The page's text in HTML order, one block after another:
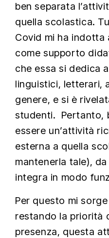
ben separata
quella scolastica.
Covid mi ha indotta
come supporto
che essa si dedica
linguistici, letterari,
genere, e si è
studenti. Pertanto,
essere un’attività
esterna a quella
mantenerla tale),
integra in modo
Per questo mi
restando la priorità
presenza, questa